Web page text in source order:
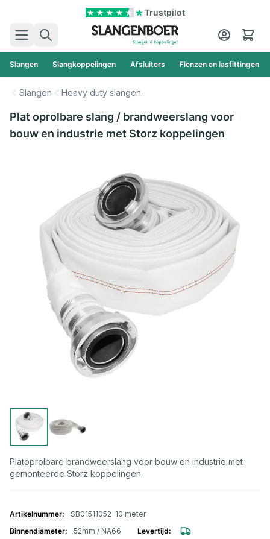
Trustpilot
Zoek
Cart
Slangen Slangkoppelingen Afsluiters Flenzen en lasfittingen
Slangen Heavy duty slangen
Plat oprolbare slang / brandweerslang voor
bouw en industrie met Storz koppelingen
Platoprolbare brandweerslang voor bouw en industrie met
gemonteerde Storz koppelingen.
SB01511052-10 meter
52mm / NA66